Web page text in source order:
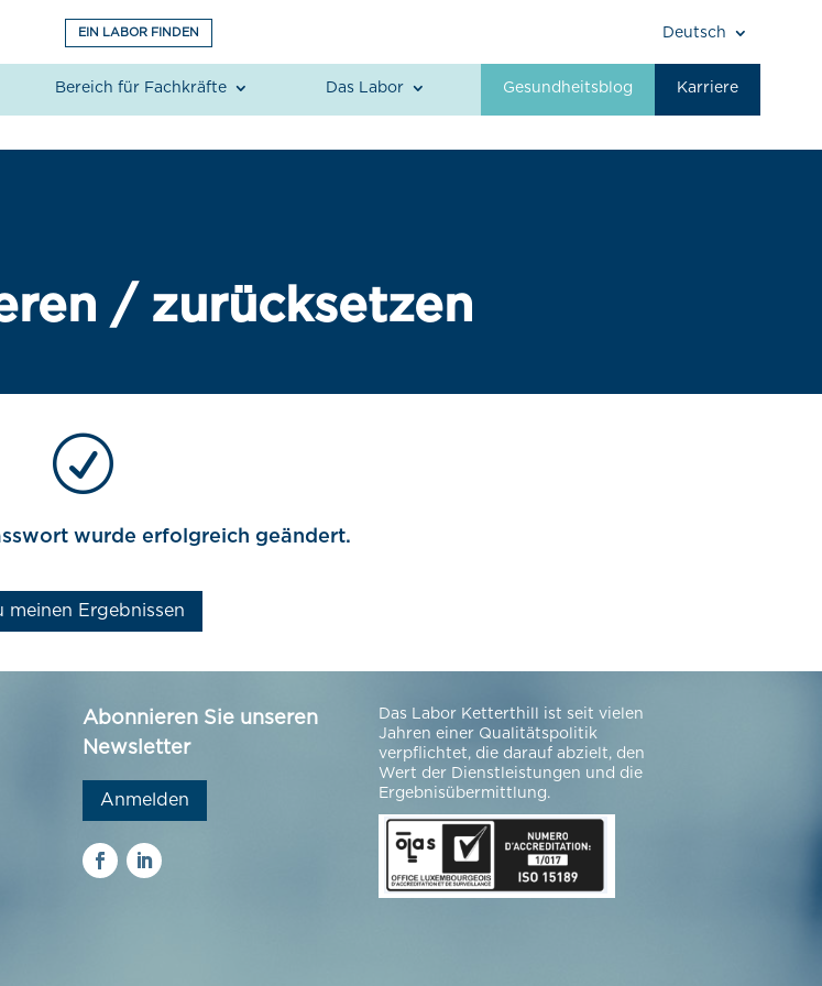
EIN LABOR FINDEN Deutsch
Bereich für Fachkräfte Das Labor Gesundheitsblog Karriere
/ zurücksetzen
R
wurde erfolgreich geändert.
meinen Ergebnissen
Abonnieren Sie unseren
Newsletter
Anmelden
Das Labor Ketterthill ist seit vielen
Jahren einer Qualitätspolitik
verpflichtet, die darauf abzielt, den
Wert der Dienstleistungen und die
Ergebnisübermittlung.